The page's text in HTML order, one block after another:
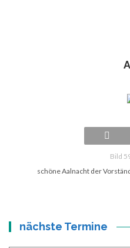
Bild
schöne Aalnacht der
nächste Termine